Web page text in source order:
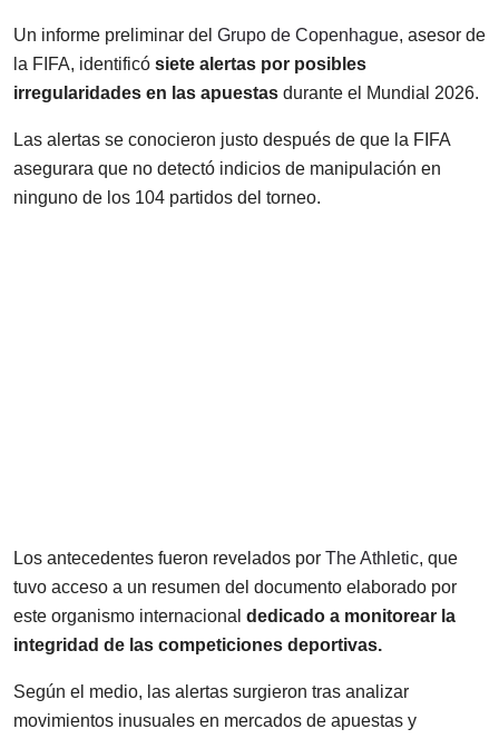
Un informe preliminar del Grupo de Copenhague, asesor de
la FIFA, identificó siete alertas por posibles
irregularidades en las apuestas durante el Mundial 2026.
Las alertas se conocieron justo después de que la FIFA
asegurara que no detectó indicios de manipulación en
ninguno de los 104 partidos del torneo.
Los antecedentes fueron revelados por The Athletic, que
tuvo acceso a un resumen del documento elaborado por
este organismo internacional dedicado a monitorear la
integridad de las competiciones deportivas.
Según el medio, las alertas surgieron tras analizar
movimientos inusuales en mercados de apuestas y